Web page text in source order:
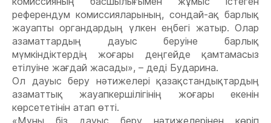
референдум комиссияларының, сондай-ақ барлық
жауапты органдардың үлкен еңбегі жатыр. Олар
азаматтардың дауыс беруіне барлық
мүмкіндіктердің жоғары деңгейде қамтамасыз
етілуіне жағдай жасады», – деді Бударина.
Ол дауыс беру нәтижелері қазақстандықтардың
азаматтық жауапкершілігінің жоғары екенін
көрсететінін атап өтті.
«Мұны біз дауыс беру нәтижелерінен көріп